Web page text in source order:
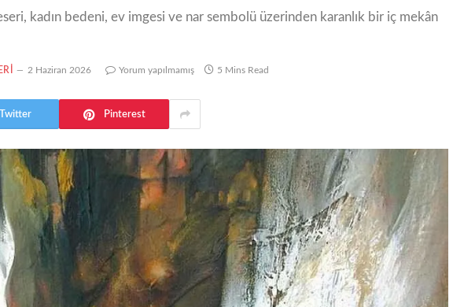
kadın bedeni, ev imgesi ve nar sembolü üzerinden karanlık bir iç mekân
2 Haziran 2026 Yorum yapılmamış 5 Mins Read
Twitter Pinterest